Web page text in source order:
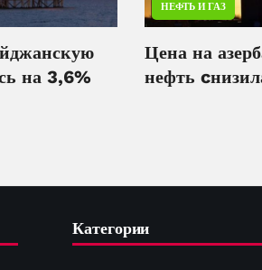
на 3,6%
НЕФТЬ И ГАЗ
Цена на
нефть
Категории